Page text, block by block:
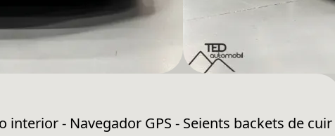
interior - Navegador GPS - Seients backets de cuir